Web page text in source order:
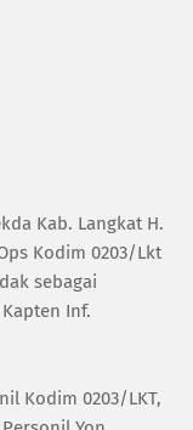
Kab. Langkat H.
Kodim 0203/Lkt
sebagai
Inf.
Kodim 0203/LKT,